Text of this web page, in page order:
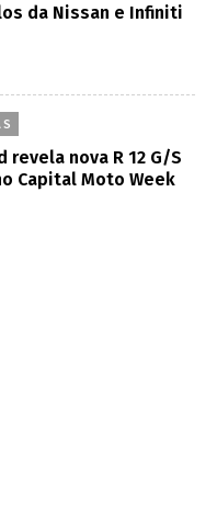
da Nissan e Infiniti
revela nova R 12 G/S
Capital Moto Week